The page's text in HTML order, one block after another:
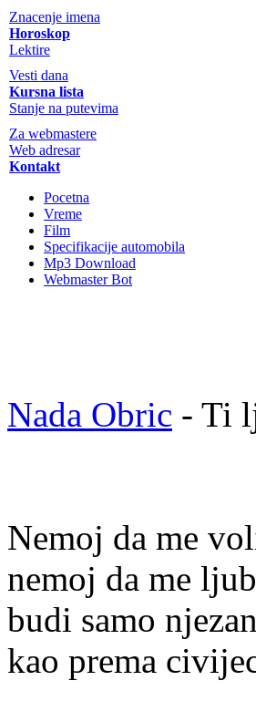
Znacenje imena
Horoskop
Lektire
Vesti dana
Kursna lista
Stanje na putevima
Za webmastere
Web adresar
Kontakt
Pocetna
Vreme
Film
Specifikacije automobila
Mp3 Download
Webmaster Bot
Nada Obric - Ti
Nemoj da me
nemoj da me
budi samo njezan
kao prema